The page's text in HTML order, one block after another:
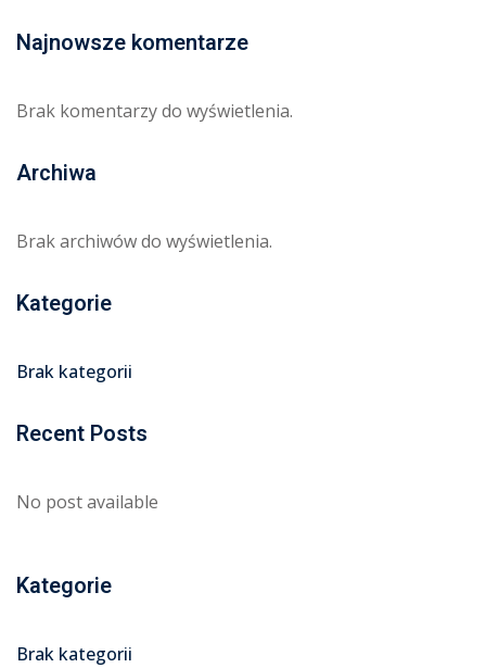
Najnowsze komentarze
Brak komentarzy do wyświetlenia.
Archiwa
Brak archiwów do wyświetlenia.
Kategorie
Brak kategorii
Recent Posts
No post available
Kategorie
Brak kategorii